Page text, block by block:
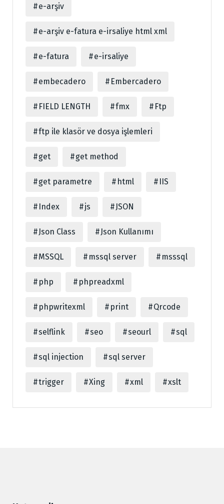
e-arşiv
e-arşiv e-fatura e-irsaliye html xml
e-fatura e-irsaliye
embecadero Embercadero
FIELD LENGTH fmx Ftp
ftp ile klasör ve dosya işlemleri
get get method
get parametre html IIS
Index js JSON
Json Class Json Kullanımı
MSSQL mssql server msssql
php phpreadxml
phpwritexml print Qrcode
selflink seo seourl sql
sql injection sql server
trigger Xing xml xslt